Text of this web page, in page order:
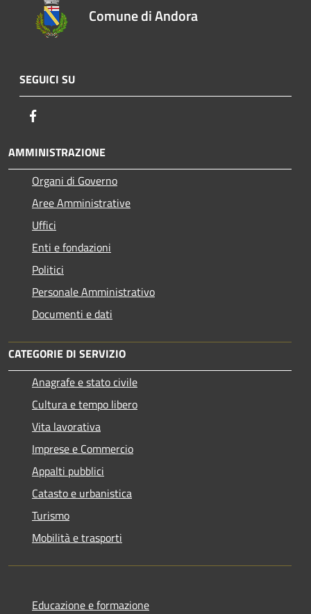
Comune di Andora
SEGUICI SU
AMMINISTRAZIONE
Organi di Governo
Aree Amministrative
Uffici
Enti e fondazioni
Politici
Personale Amministrativo
Documenti e dati
CATEGORIE DI SERVIZIO
Anagrafe e stato civile
Cultura e tempo libero
Vita lavorativa
Imprese e Commercio
Appalti pubblici
Catasto e urbanistica
Turismo
Mobilità e trasporti
Educazione e formazione